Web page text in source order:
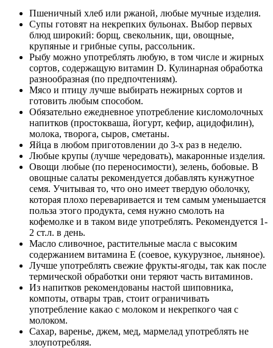
Пшеничный хлеб или ржаной, любые мучные изделия.
Супы готовят на некрепких бульонах. Выбор первых
блюд широкий: борщ, свекольник, щи, овощные,
крупяные и грибные супы, рассольник.
Рыбу можно употреблять любую, в том числе и жирных
сортов, содержащую витамин D. Кулинарная обработка
разнообразная (по предпочтениям).
Мясо и птицу лучше выбирать нежирных сортов и
готовить любым способом.
Обязательно ежедневное употребление кисломолочных
напитков (простокваша, йогурт, кефир, ацидофилин),
молока, творога, сыров, сметаны.
Яйца в любом приготовлении до 3-х раз в неделю.
Любые крупы (лучше чередовать), макаронные изделия.
Овощи любые (по переносимости), зелень, бобовые. В
овощные салаты рекомендуется добавлять кунжутное
семя. Учитывая то, что оно имеет твердую оболочку,
которая плохо переваривается и тем самым уменьшается
польза этого продукта, семя нужно смолоть на
кофемолке и в таком виде употреблять. Рекомендуется 1-
2 ст.л. в день.
Масло сливочное, растительные масла с высоким
содержанием витамина Е (соевое, кукурузное, льняное).
Лучше употреблять свежие фрукты-ягоды, так как после
термической обработки они теряют часть витаминов.
Из напитков рекомендованы настой шиповника,
компоты, отвары трав, стоит ограничивать
употребление какао с молоком и некрепкого чая с
молоком.
Сахар, варенье, джем, мед, мармелад употреблять не
злоупотребляя.